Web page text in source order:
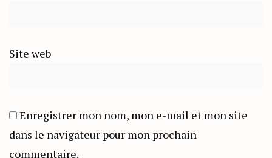
Site web
Enregistrer mon nom, mon e-mail et mon site
dans le navigateur pour mon prochain
commentaire.